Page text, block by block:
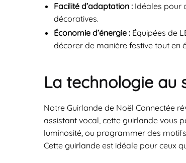
Facilité d’adaptation : Idéales pour
décoratives.
Économie d’énergie : Équipées de
décorer de manière festive tout en
La technologie au
Notre Guirlande de Noël Connectée
assistant vocal, cette guirlande vous
luminosité, ou programmer des
Cette guirlande est idéale pour ceux